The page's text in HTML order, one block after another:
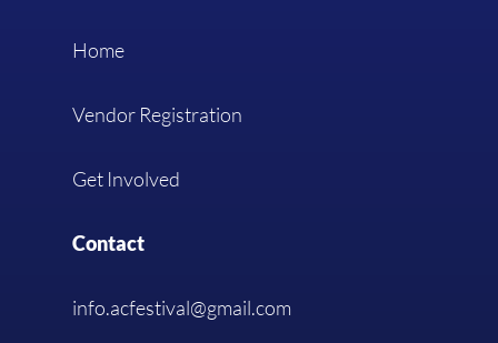
Home
Vendor Registration
Get Involved
Contact
info.acfestival@gmail.com